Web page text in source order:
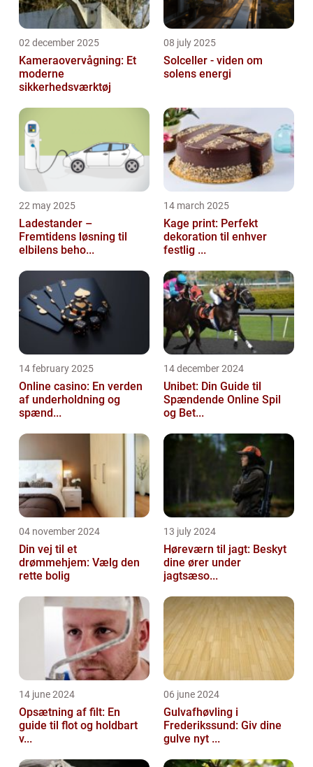
02 december 2025
Kameraovervågning: Et
moderne
sikkerhedsværktøj
08 july 2025
Solceller - viden om
solens energi
22 may 2025
Ladestander –
Fremtidens løsning til
elbilens beho...
14 march 2025
Kage print: Perfekt
dekoration til enhver
festlig ...
14 february 2025
Online casino: En verden
af underholdning og
spænd...
14 december 2024
Unibet: Din Guide til
Spændende Online Spil
og Bet...
04 november 2024
Din vej til et
drømmehjem: Vælg den
rette bolig
13 july 2024
Høreværn til jagt: Beskyt
dine ører under
jagtsæso...
14 june 2024
Opsætning af filt: En
guide til flot og holdbart
v...
06 june 2024
Gulvafhøvling i
Frederikssund: Giv dine
gulve nyt ...